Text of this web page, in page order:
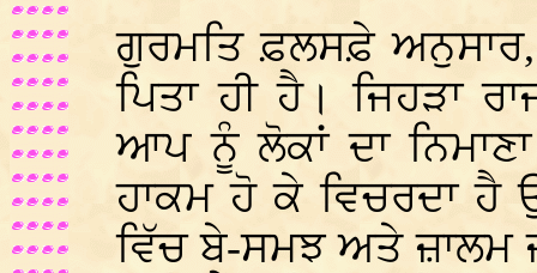
ਗੁਰਮਤਿ ਫ਼ਲਸਫ਼ੇ
ਪਿਤਾ ਹੀ ਹੈ। ਜਿਹੜਾ
ਆਪ ਨੂੰ ਲੋਕਾਂ ਦਾ
ਹਾਕਮ ਹੋ ਕੇ ਵਿਚਰਦਾ ਹੈ
ਵਿੱਚ ਬੇ-ਸਮਝ ਅਤੇ ਜ਼ਾਲਮ